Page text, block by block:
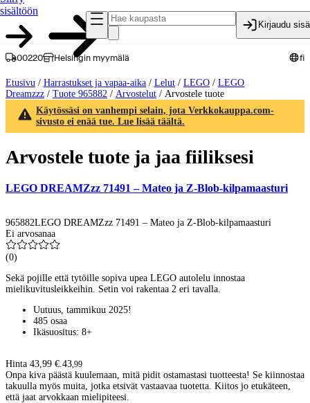
sisältöön
Kirjaudu
00220 Helsingin myymälä fi
Etusivu / Harrastukset ja vapaa-aika / Lelut / LEGO / LEGO
Dreamzzz / Tuote 965882 / Arvostelut / Arvostele tuote
Käytössäsi on vanhempi selain, jota Verkkokauppa.com-
sivusto ei enää tue. Lue lisää täältä.
Arvostele tuote ja jaa fiiliksesi
LEGO DREAMZzz 71491 – Mateo ja Z-Blob-kilpamaasturi
965882LEGO DREAMZzz 71491 – Mateo ja Z-Blob-kilpamaasturi
Ei arvosanaa
(0)
Sekä pojille että tytöille sopiva upea LEGO autolelu innostaa
mielikuvitusleikkeihin. Setin voi rakentaa 2 eri tavalla.
Uutuus, tammikuu 2025!
485 osaa
Ikäsuositus: 8+
Hinta 43,99 €. 43,99
Onpa kiva päästä kuulemaan, mitä pidit ostamastasi tuotteesta! Se kiinnostaa
takuulla myös muita, jotka etsivät vastaavaa tuotetta. Kiitos jo etukäteen,
että jaat arvokkaan mielipiteesi.